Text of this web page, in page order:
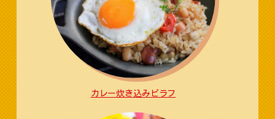
カレー炊き込みピラフ